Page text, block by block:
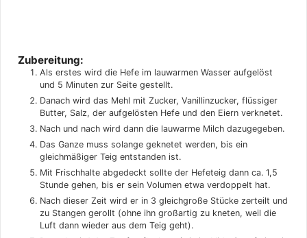
Zubereitung:
Als erstes wird die Hefe im lauwarmen Wasser aufgelöst
und 5 Minuten zur Seite gestellt.
Danach wird das Mehl mit Zucker, Vanillinzucker, flüssiger
Butter, Salz, der aufgelösten Hefe und den Eiern verknetet.
Nach und nach wird dann die lauwarme Milch dazugegeben.
Das Ganze muss solange geknetet werden, bis ein
gleichmäßiger Teig entstanden ist.
Mit Frischhalte abgedeckt sollte der Hefeteig dann ca. 1,5
Stunde gehen, bis er sein Volumen etwa verdoppelt hat.
Nach dieser Zeit wird er in 3 gleichgroße Stücke zerteilt und
zu Stangen gerollt (ohne ihn großartig zu kneten, weil die
Luft dann wieder aus dem Teig geht).